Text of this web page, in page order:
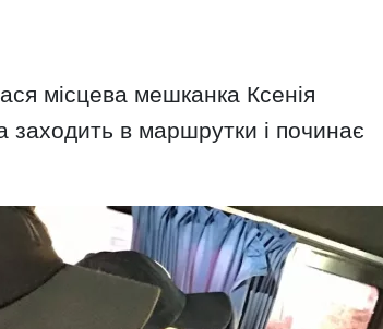
місцева мешканка Ксенія
в маршрутки і починає